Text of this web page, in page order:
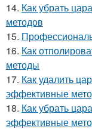
14. Как убрать
методов
15.
16. Как
методы
17. Как удалить
эффективные
18. Как убрать
эффективные